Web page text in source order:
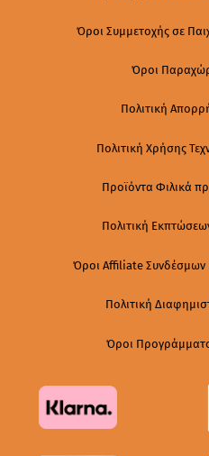
Όροι Συμμετοχής σε
Όροι
Πολιτική
Πολιτική Χρήσης
Προϊόντα Φιλικά
Πολιτική
Όροι Affiliate Συνδέσμων
Πολιτική
Όροι